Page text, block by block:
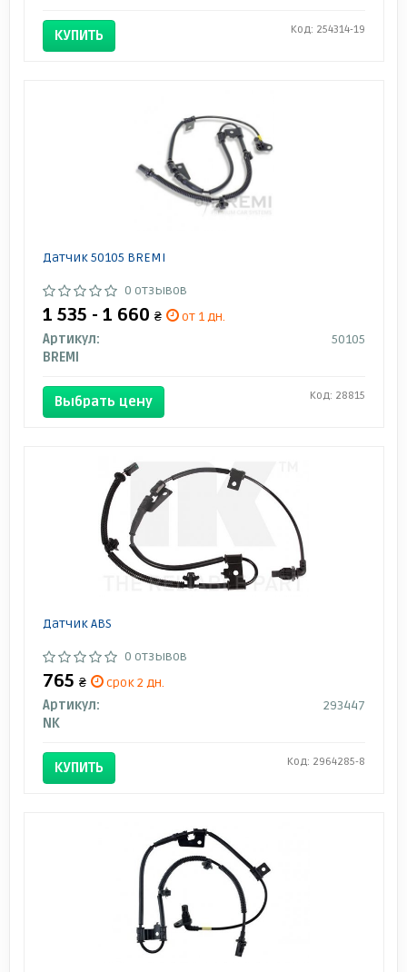
КУПИТЬ Код: 254314-19
Датчик 50105 BREMI
0 отзывов
1 535 - 1 660 ₴
от 1 дн.
Артикул:
50105
BREMI
Выбрать цену Код: 28815
Датчик ABS
0 отзывов
765 ₴
срок 2 дн.
Артикул:
293447
NK
КУПИТЬ Код: 2964285-8